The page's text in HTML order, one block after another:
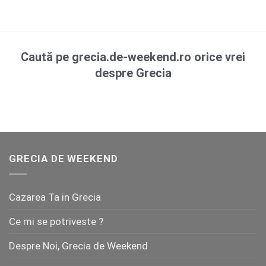
Caută pe grecia.de-weekend.ro orice vrei
despre Grecia
GRECIA DE WEEKEND
Cazarea Ta in Grecia
Ce mi se potriveste ?
Despre Noi, Grecia de Weekend